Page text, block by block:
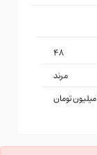
۴۸
مرند